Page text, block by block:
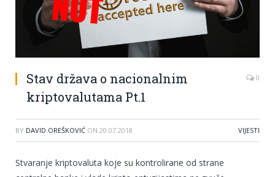
Stav država o nacionalnim
kriptovalutama Pt.1
0
BY DAVID OREŠKOVIĆ ON 20.07.2018 VIJESTI
Stvaranje kriptovaluta koje su kontrolirane od strane